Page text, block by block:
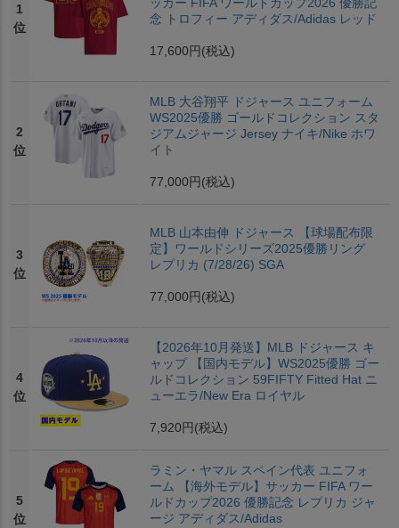
1
位
ッカー FIFA ワールドカップ2026 優勝記
念 トロフィー アディダス/Adidas レッド
17,600円 (税込)
2
位
MLB 大谷翔平 ドジャース ユニフォーム
WS2025優勝 ゴールドコレクション スタ
ジアムジャージ Jersey ナイキ/Nike ホワ
イト
77,000円 (税込)
3
位
MLB 山本由伸 ドジャース 【球場配布限
定】ワールドシリーズ2025優勝リング
レプリカ (7/28/26) SGA
77,000円 (税込)
4
位
【2026年10月発送】MLB ドジャース キ
ャップ 【国内モデル】WS2025優勝 ゴー
ルドコレクション 59FIFTY Fitted Hat ニ
ューエラ/New Era ロイヤル
7,920円 (税込)
5
位
ラミン・ヤマル スペイン代表 ユニフォ
ーム 【海外モデル】サッカー FIFA ワー
ルドカップ2026 優勝記念 レプリカ ジャ
ージ アディダス/Adidas